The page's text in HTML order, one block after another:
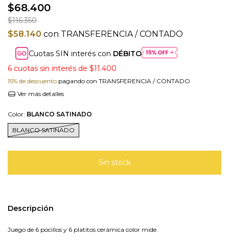
$68.400
$116.350
$58.140 con TRANSFERENCIA / CONTADO
Cuotas SIN interés con DÉBITO
6 cuotas sin interés de $11.400
15% de descuento pagando con TRANSFERENCIA / CONTADO
Ver más detalles
Color: BLANCO SATINADO
BLANCO SATINADO
Descripción
Juego de 6 pocillos y 6 platitos cerámica color mide.